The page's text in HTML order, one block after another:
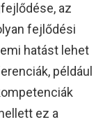
az
fejlődési
hatást lehet
például
ez a